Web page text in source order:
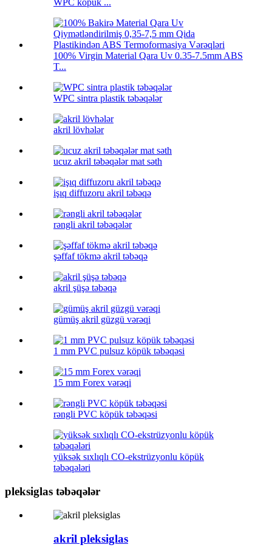
WPC köpük ...
100% Virgin Material Qara Uv 0.35-7.5mm ABS
T...
WPC sintra plastik təbəqələr
akril lövhələr
ucuz akril təbəqələr mat səth
işıq diffuzoru akril təbəqə
rəngli akril təbəqələr
şəffaf tökmə akril təbəqə
akril şüşə təbəqə
gümüş akril güzgü vərəqi
1 mm PVC pulsuz köpük təbəqəsi
15 mm Forex vərəqi
rəngli PVC köpük təbəqəsi
yüksək sıxlıqlı CO-ekstrüzyonlu köpük
təbəqələri
pleksiglas təbəqələr
akril pleksiglas